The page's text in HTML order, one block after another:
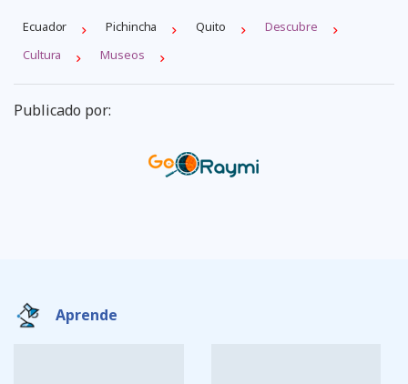
Ecuador Pichincha Quito
Descubre
Cultura
Museos
Publicado por:
Aprende